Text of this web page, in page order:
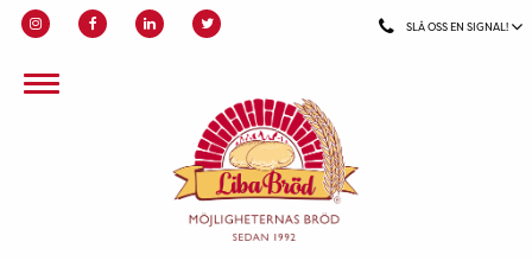
SLÅ OSS EN SIGNAL!